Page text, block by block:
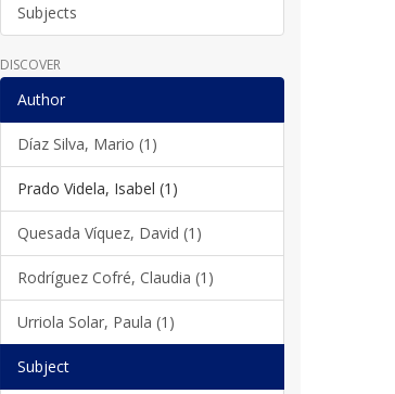
Subjects
DISCOVER
Author
Díaz Silva, Mario (1)
Prado Videla, Isabel (1)
Quesada Víquez, David (1)
Rodríguez Cofré, Claudia (1)
Urriola Solar, Paula (1)
Subject